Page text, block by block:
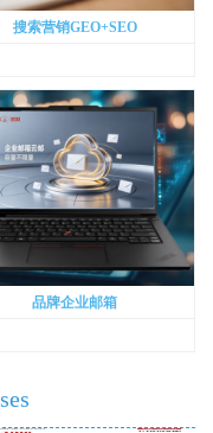
搜索营销GEO+SEO
品牌企业邮箱